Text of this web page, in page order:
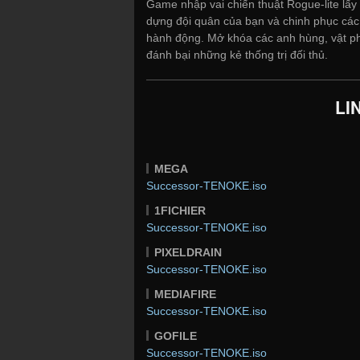
Game nhập vai chiến thuật Rogue-lite
dựng đội quân của bạn và chinh phục
hành động. Mở khóa các anh hùng, vật
đánh bại những kẻ thống trị đối thủ.
MEGA
Successor-TENOKE.iso
1FICHIER
Successor-TENOKE.iso
PIXELDRAIN
Successor-TENOKE.iso
MEDIAFIRE
Successor-TENOKE.iso
GOFILE
Successor-TENOKE.iso